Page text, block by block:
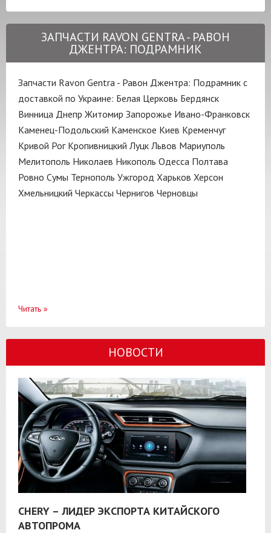
ЗАПЧАСТИ RAVON GENTRA - РАВОН
ДЖЕНТРА: ПОДРАМНИК
Запчасти Ravon Gentra - Равон Джентра: Подрамник с
доставкой по Украине: Белая Церковь Бердянск
Винница Днепр Житомир Запорожье Ивано-Франковск
Каменец-Подольский Каменское Киев Кременчуг
Кривой Рог Кропивницкий Луцк Львов Мариуполь
Мелитополь Николаев Никополь Одесса Полтава
Ровно Сумы Тернополь Ужгород Харьков Херсон
Хмельницкий Черкассы Чернигов Черновцы
Читать »
НОВОСТИ
CHERY – ЛИДЕР ЭКСПОРТА КИТАЙСКОГО
АВТОПРОМА